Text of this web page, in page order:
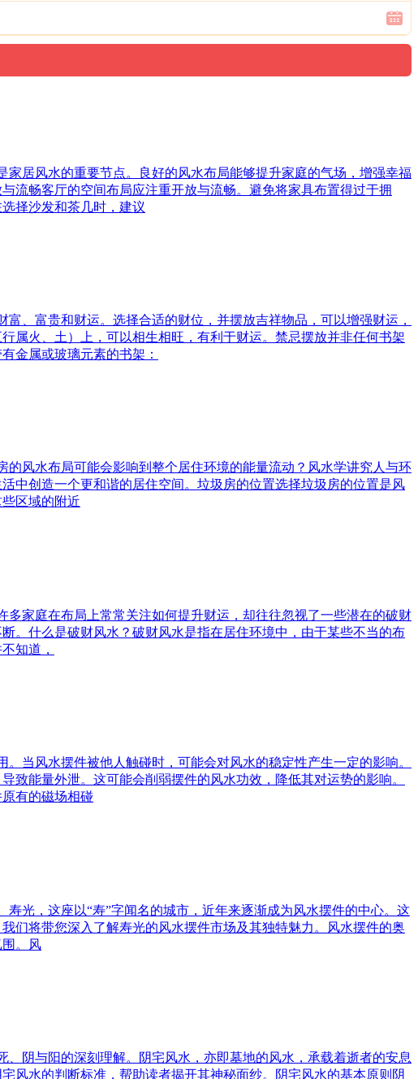
居风水的重要节点。良好的风水布局能够提升家庭的气场，增强幸福
流畅客厅的空间布局应注重开放与流畅。避免将家具布置得过于拥
择沙发和茶几时，建议
、富贵和财运。选择合适的财位，并摆放吉祥物品，可以增强财运，
属火、土）上，可以相生相旺，有利于财运。禁忌摆放并非任何书架
金属或玻璃元素的书架：
风水布局可能会影响到整个居住环境的能量流动？风水学讲究人与环
中创造一个更和谐的居住空间。垃圾房的位置选择垃圾房的位置是风
区域的附近
家庭在布局上常常关注如何提升财运，却往往忽视了一些潜在的破财
。什么是破财风水？破财风水是指在居住环境中，由于某些不当的布
知道，
当风水摆件被他人触碰时，可能会对风水的稳定性产生一定的影响。
能量外泄。这可能会削弱摆件的风水功效，降低其对运势的影响。
有的磁场相碰
光，这座以“寿”字闻名的城市，近年来逐渐成为风水摆件的中心。这
们将带您深入了解寿光的风水摆件市场及其独特魅力。风水摆件的奥
。风
阴与阳的深刻理解。阴宅风水，亦即墓地的风水，承载着逝者的安息
风水的判断标准，帮助读者揭开其神秘面纱。阴宅风水的基本原则阴